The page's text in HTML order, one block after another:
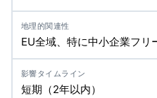
EU全域、特に中小企業フリ
短期（2年以内）